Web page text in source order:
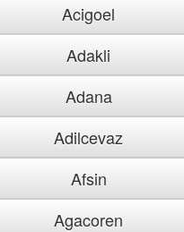
Acigoel
Adakli
Adana
Adilcevaz
Afsin
Agacoren